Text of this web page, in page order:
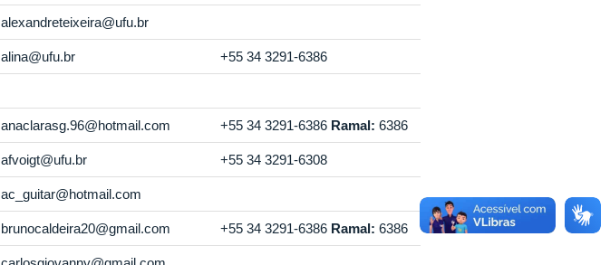
alexandreteixeira@ufu.br
alina@ufu.br +55 34 3291-6386
anaclarasg.96@hotmail.com +55 34 3291-6386 Ramal:6386
afvoigt@ufu.br +55 34 3291-6308
ac_guitar@hotmail.com
brunocaldeira20@gmail.com +55 34 3291-6386 Ramal:6386